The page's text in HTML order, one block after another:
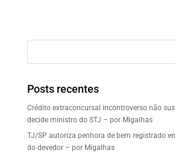
Posts recentes
Crédito extraconcursal incontroverso não
decide ministro do STJ – por Migalhas
TJ/SP autoriza penhora de bem registrado
do devedor – por Migalhas